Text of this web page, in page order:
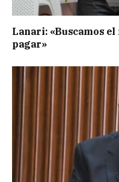
Lanari: «Buscamos
pagar»